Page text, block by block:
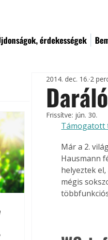
érdekességek
2014. dec. 16. 2
Frissítve: jún. 30.
Támogatott
Már a 2.
Hausmann
helyeztek
mégis